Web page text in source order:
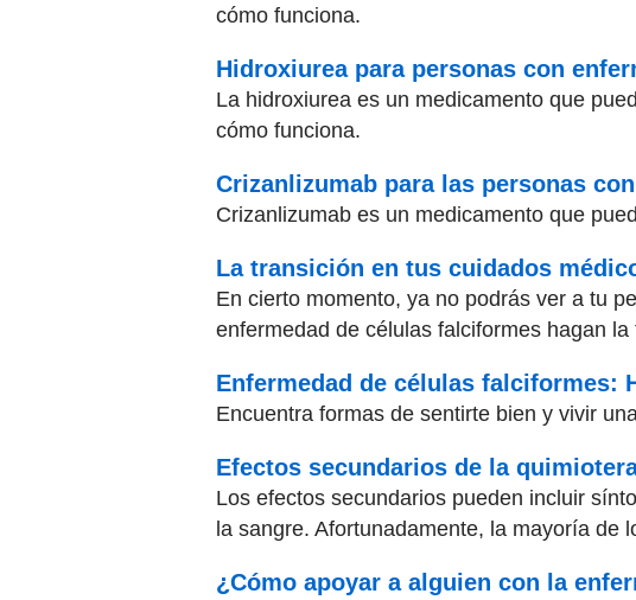
cómo funciona.
Hidroxiurea para personas con
La hidroxiurea es un medicamento que
cómo funciona.
Crizanlizumab para las personas
Crizanlizumab es un medicamento que
La transición en tus cuidados
En cierto momento, ya no podrás ver a tu
enfermedad de células falciformes hagan
Enfermedad de células falciformes:
Encuentra formas de sentirte bien y vivir
Efectos secundarios de la
Los efectos secundarios pueden incluir
la sangre. Afortunadamente, la mayoría de
¿Cómo apoyar a alguien con la